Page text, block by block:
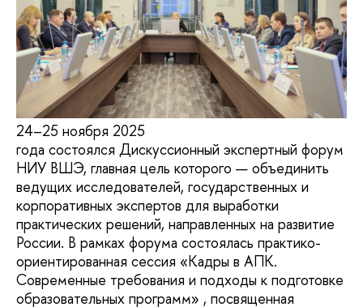
24–25 ноября 2025
года состоялся Дискуссионный экспертный форум
НИУ ВШЭ, главная цель которого — объединить
ведущих исследователей, государственных и
корпоративных экспертов для выработки
практических решений, направленных на развитие
России. В рамках форума состоялась практико-
ориентированная сессия «Кадры в АПК.
Современные требования и подходы к подготовке
образовательных программ» , посвященная